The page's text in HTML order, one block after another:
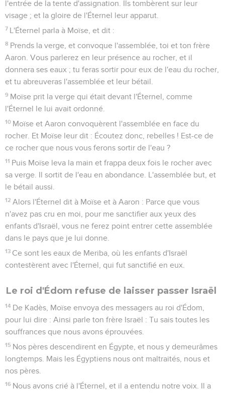
l'entrée de la tente d'assignation. Ils tombèrent sur leur
visage ; et la gloire de l'Éternel leur apparut.
7 L'Éternel parla à Moïse, et dit :
8 Prends la verge, et convoque l'assemblée, toi et ton frère
Aaron. Vous parlerez en leur présence au rocher, et il
donnera ses eaux ; tu feras sortir pour eux de l'eau du rocher,
et tu abreuveras l'assemblée et leur bétail.
9 Moïse prit la verge qui était devant l'Éternel, comme
l'Éternel le lui avait ordonné.
10 Moïse et Aaron convoquèrent l'assemblée en face du
rocher. Et Moïse leur dit : Écoutez donc, rebelles ! Est-ce de
ce rocher que nous vous ferons sortir de l'eau ?
11 Puis Moïse leva la main et frappa deux fois le rocher avec
sa verge. Il sortit de l'eau en abondance. L'assemblée but, et
le bétail aussi.
12 Alors l'Éternel dit à Moïse et à Aaron : Parce que vous
n'avez pas cru en moi, pour me sanctifier aux yeux des
enfants d'Israël, vous ne ferez point entrer cette assemblée
dans le pays que je lui donne.
13 Ce sont les eaux de Meriba, où les enfants d'Israël
contestèrent avec l'Éternel, qui fut sanctifié en eux.
Le roi d'Édom refuse de laisser passer Israël
14 De Kadès, Moïse envoya des messagers au roi d'Édom,
pour lui dire : Ainsi parle ton frère Israël : Tu sais toutes les
souffrances que nous avons éprouvées.
15 Nos pères descendirent en Égypte, et nous y demeurâmes
longtemps. Mais les Égyptiens nous ont maltraités, nous et
nos pères.
16 Nous avons crié à l'Éternel, et il a entendu notre voix. Il a